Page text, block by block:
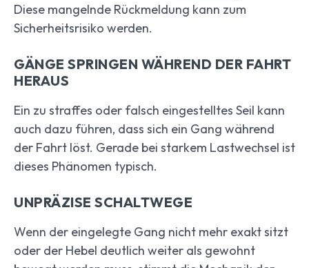
Diese mangelnde Rückmeldung kann zum
Sicherheitsrisiko werden.
GÄNGE SPRINGEN WÄHREND DER FAHRT
HERAUS
Ein zu straffes oder falsch eingestelltes Seil kann
auch dazu führen, dass sich ein Gang während
der Fahrt löst. Gerade bei starkem Lastwechsel ist
dieses Phänomen typisch.
UNPRÄZISE SCHALTWEGE
Wenn der eingelegte Gang nicht mehr exakt sitzt
oder der Hebel deutlich weiter als gewohnt